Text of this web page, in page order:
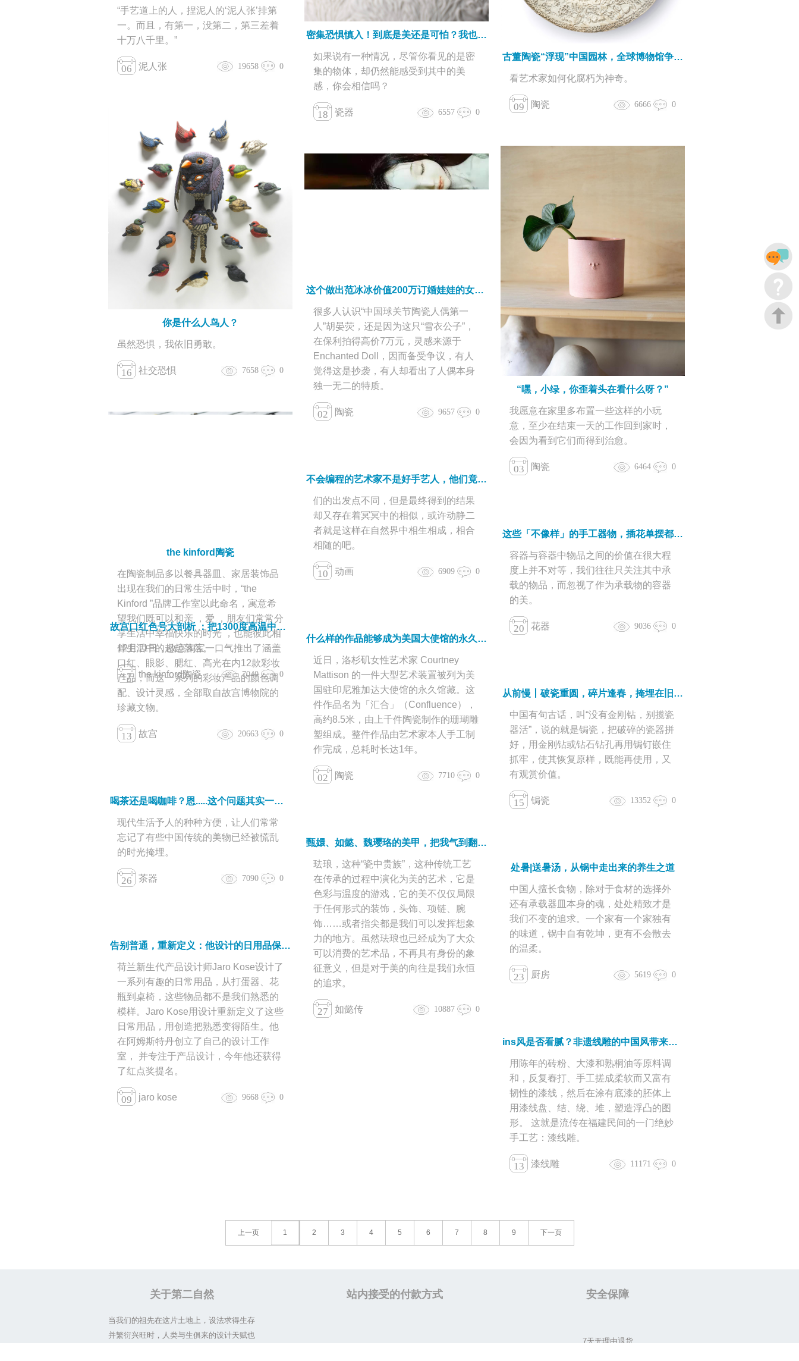
“手艺道上的人，捏泥人的‘泥人张’排第
一。而且，有第一，没第二，第三差着
十万八千里。”
06 泥人张 19658 0
密集恐惧慎入！到底是美还是可怕？我也说不清
如果说有一种情况，尽管你看见的是密
集的物体，却仍然能感受到其中的美
感，你会相信吗？
18 瓷器 6557 0
古董陶瓷“浮现”中国园林，全球博物馆争相盘它！
看艺术家如何化腐朽为神奇。
09 陶瓷 6666 0
你是什么人鸟人？
虽然恐惧，我依旧勇敢。
16 社交恐惧 7658 0
“嘿，小绿，你歪着头在看什么呀？”
我愿意在家里多布置一些这样的小玩
意，至少在结束一天的工作回到家时，
会因为看到它们而得到治愈。
03 陶瓷 6464 0
这个做出范冰冰价值200万订婚娃娃的女孩，为梦想辞职5次。
很多人认识“中国球关节陶瓷人偶第一
人”胡晏荧，还是因为这只“雪衣公子”，
在保利拍得高价7万元，灵感来源于
Enchanted Doll，因而备受争议​，有人
觉得这是抄袭，有人却看出了人偶本身
独一无二的特质。
02 陶瓷 9657 0
the kinford陶瓷
在陶瓷制品多以餐具器皿、家居装饰品
出现在我们的日常生活中时，“the
Kinford ”品牌工作室以此命名，寓意希
望我们既可以和亲 ，爱 ，朋友们常常分
享生活中幸福快乐的时光 ，也能彼此相
伴生活中的起起落落。
17 the kinford陶瓷 7040 0
不会编程的艺术家不是好手艺人，他们竟然让艺术品动起来！
们的出发点不同，但是最终得到的结果
却又存在着冥冥中的相似，或许动静二
者就是这样在自然界中相生相成，相合
相随的吧。
10 动画 6909 0
这些「不像样」的手工器物，插花单摆都好看！
容器与容器中物品之间的价值在很大程
度上并不对等，我们往往只关注其中承
载的物品，而忽视了作为承载物的容器
的美。
20 花器 9036 0
故宫口红色号大剖析 ：把1300度高温中烧出的稀有色彩涂在嘴上是什么体验？
12月11日，故宫淘宝一口气推出了涵盖
口红、眼影、腮红、高光在内12款彩妆
产品，而这一系列的彩妆产品的颜色调
配、设计灵感，全部取自故宫博物院的
珍藏文物。
13 故宫 20663 0
什么样的作品能够成为美国大使馆的永久馆藏？
近日，洛杉矶女性艺术家 Courtney
Mattison 的一件大型艺术装置被列为美
国驻印尼雅加达大使馆的永久馆藏。这
件作品名为「汇合」（Confluence），
高约8.5米，由上千件陶瓷制作的珊瑚雕
塑组成。整件作品由艺术家本人手工制
作完成，总耗时长达1年。
02 陶瓷 7710 0
从前慢丨破瓷重圆，碎片逢春，掩埋在旧时光里的锔瓷手艺
中国有句古话，叫“没有金刚钻，别揽瓷
器活”，说的就是锔瓷，把破碎的瓷器拼
好，用金刚钻或钻石钻孔再用锔钉嵌住
抓牢，使其恢复原样，既能再使用，又
有观赏价值。
15 锔瓷 13352 0
喝茶还是喝咖啡？恩.....这个问题其实一点也不难
现代生活予人的种种方便，让人们常常
忘记了有些中国传统的美物已经被慌乱
的时光掩埋。
26 茶器 7090 0
甄嬛、如懿、魏璎珞的美甲，把我气到翻白眼
珐琅，这种“瓷中贵族”，这种传统工艺
在传承的过程中演化为美的艺术，它是
色彩与温度的游戏，它的美不仅仅局限
于任何形式的装饰，头饰、项链、腕
饰……或者指尖都是我们可以发挥想象
力的地方。虽然珐琅也已经成为了大众
可以消费的艺术品，不再具有身份的象
征意义，但是对于美的向往是我们永恒
的追求。
27 如懿传 10887 0
处暑|送暑汤，从锅中走出来的养生之道
中国人擅长食物，除对于食材的选择外
还有承载器皿本身的魂，处处精致才是
我们不变的追求。一个家有一个家独有
的味道，锅中自有乾坤，更有不会散去
的温柔。
23 厨房 5619 0
告别普通，重新定义：他设计的日用品保证你一个都不认识！
荷兰新生代产品设计师Jaro Kose设计了
一系列有趣的日常用品，从打蛋器、花
瓶到桌椅，这些物品都不是我们熟悉的
模样。Jaro Kose用设计重新定义了这些
日常用品，用创造把熟悉变得陌生。他
在阿姆斯特丹创立了自己的设计工作
室， 并专注于产品设计，今年他还获得
了红点奖提名。
09 jaro kose 9668 0
ins风是否看腻？非遗线雕的中国风带来眼前一亮
用陈年的砖粉、大漆和熟桐油等原料调
和，反复舂打、手工搓成柔软而又富有
韧性的漆线，然后在涂有底漆的胚体上
用漆线盘、结、绕、堆，塑造浮凸的图
形。 这就是流传在福建民间的一门绝妙
手工艺：漆线雕。
13 漆线雕 11171 0
上一页 1 2 3 4 5 6 7 8 9 下一页
关于第二自然
当我们的祖先在这片土地上，设法求得生存
并繁衍兴旺时，人类与生俱来的设计天赋也
站内接受的付款方式 安全保障
7天无理由退货